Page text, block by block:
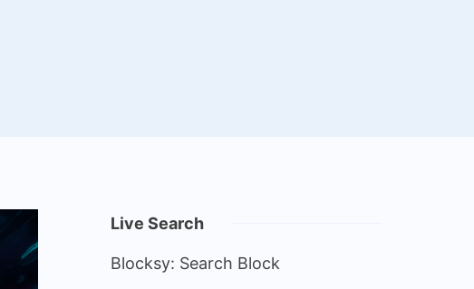
Live Search
Blocksy: Search Block